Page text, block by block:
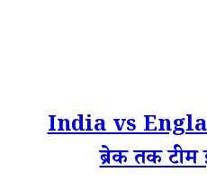
India vs
ब्रेक तक टीम